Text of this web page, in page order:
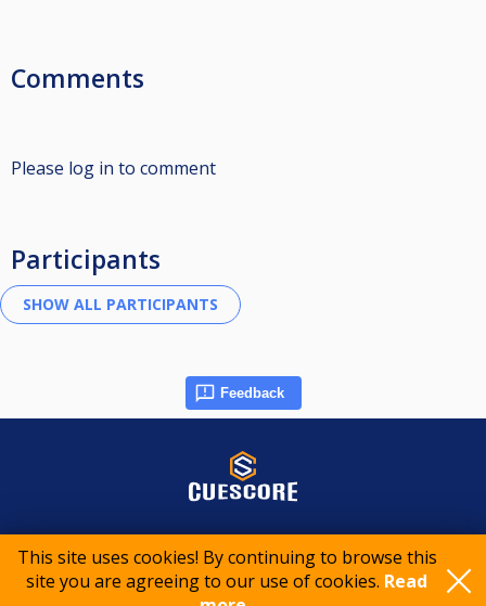
This site uses cookies! By continuing to browse this
site you are agreeing to our use of cookies. Read
Comments
Please log in to comment
Participants
Feedback
© 2015-2026 CueScore International